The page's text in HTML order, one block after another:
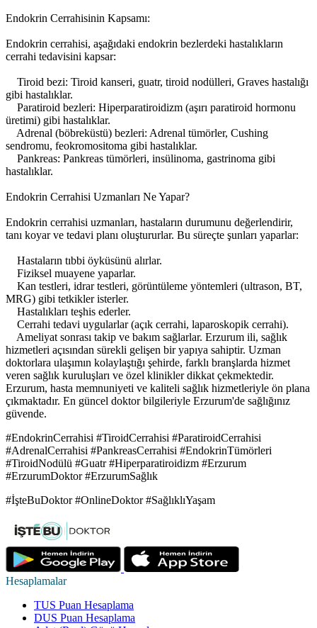
Endokrin Cerrahisinin Kapsamı:
Endokrin cerrahisi, aşağıdaki endokrin bezlerdeki hastalıkların
cerrahi tedavisini kapsar:
Tiroid bezi: Tiroid kanseri, guatr, tiroid nodülleri, Graves hastalığı
gibi hastalıklar.
Paratiroid bezleri: Hiperparatiroidizm (aşırı paratiroid hormonu
üretimi) gibi hastalıklar.
Adrenal (böbreküstü) bezleri: Adrenal tümörler, Cushing
sendromu, feokromositoma gibi hastalıklar.
Pankreas: Pankreas tümörleri, insülinoma, gastrinoma gibi
hastalıklar.
Endokrin Cerrahisi Uzmanları Ne Yapar?
Endokrin cerrahisi uzmanları, hastaların durumunu değerlendirir,
tanı koyar ve tedavi planı oluştururlar. Bu süreçte şunları yaparlar:
Hastaların tıbbi öyküsünü alırlar.
Fiziksel muayene yaparlar.
Kan testleri, idrar testleri, görüntüleme yöntemleri (ultrason, BT,
MRG) gibi tetkikler isterler.
Hastalıkları teşhis ederler.
Cerrahi tedavi uygularlar (açık cerrahi, laparoskopik cerrahi).
Ameliyat sonrası takip ve bakım sağlarlar. Erzurum ili, sağlık
hizmetleri açısından sürekli gelişen bir yapıya sahiptir. Uzman
doktorlara ulaşımın kolaylaştığı şehirde, farklı branşlarda hizmet
veren sağlık kuruluşları ve özel klinikler dikkat çekmektedir.
Erzurum, hasta memnuniyeti ve kaliteli sağlık hizmetleriyle ön plana
çıkmaktadır. En güncel doktor bilgileriyle Erzurum'de sağlığınız
güvende.
#EndokrinCerrahisi #TiroidCerrahisi #ParatiroidCerrahisi
#AdrenalCerrahisi #PankreasCerrahisi #EndokrinTümörleri
#TiroidNodülü #Guatr #Hiperparatiroidizm #Erzurum
#ErzurumDoktor #ErzurumSağlık
#İşteBuDoktor #OnlineDoktor #SağlıklıYaşam
Hesaplamalar
TUS Puan Hesaplama
DUS Puan Hesaplama